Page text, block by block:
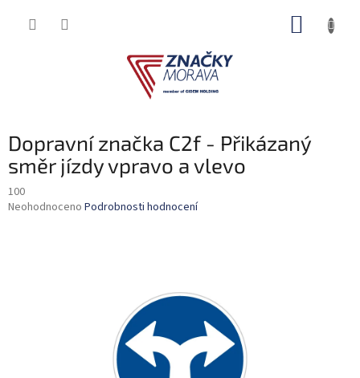
Dopravní značka C2f - Přikázaný
směr jízdy vpravo a vlevo
100
Průměrné
Neohodnoceno Podrobnosti hodnocení